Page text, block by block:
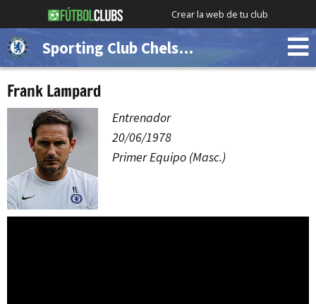
Crear la web de tu club
Sporting Club Chelsea (Demo)
Frank Lampard
Entrenador
20/06/1978
Primer Equipo (Masc.)